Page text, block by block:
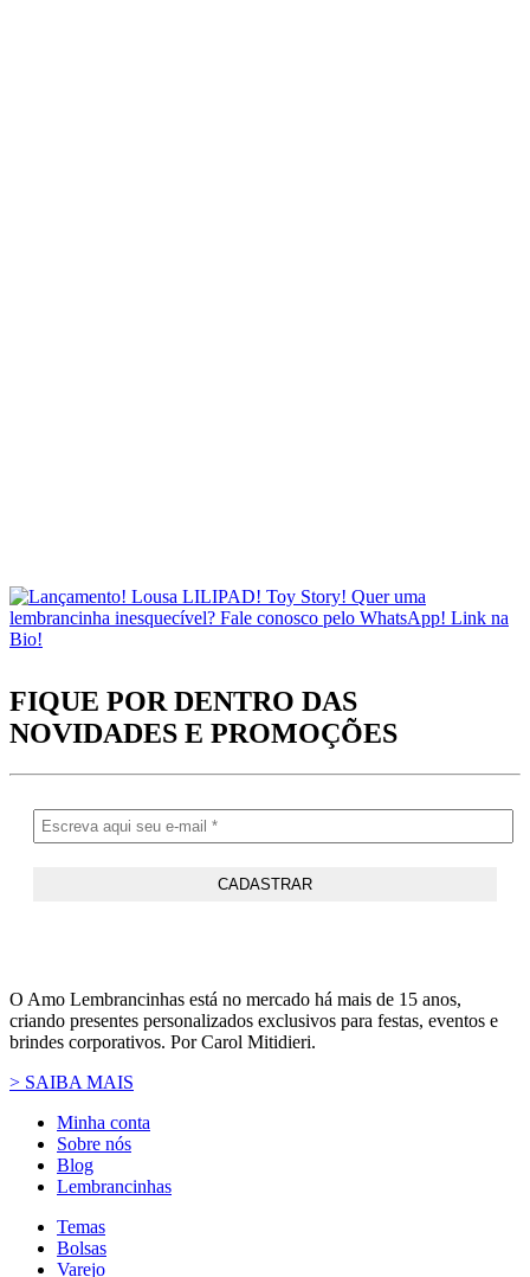
FIQUE POR DENTRO DAS
NOVIDADES E PROMOÇÕES
O Amo Lembrancinhas está no mercado há mais de 15 anos,
criando presentes personalizados exclusivos para festas, eventos e
brindes corporativos. Por Carol Mitidieri.
> SAIBA MAIS
Minha conta
Sobre nós
Blog
Lembrancinhas
Temas
Bolsas
Varejo